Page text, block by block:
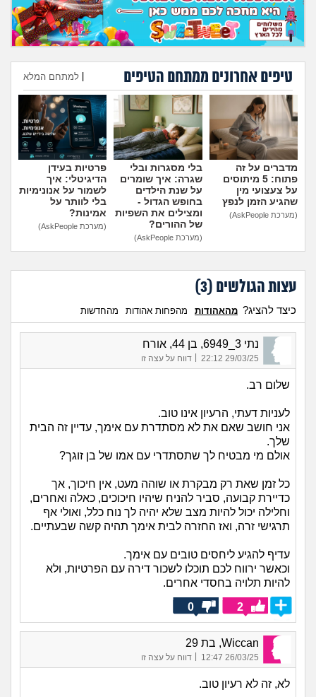
מה שעובר עליי
שומרים על הגוף
פיננסי וכלכלה
בין הסדינים
חיות מחמד
יוקר המחיה
גאווה
טיפים אחרונים ממתחם הטיפים למתחם המלא
הוספת טיפ
מדברים על זה
פתוח: 5 מיתוסים
על צעצועי מין
שהגיע הזמן לנפץ
(מערכת AskPeople)
בלי מסגרות ובלי
שגרה: איך שומרים
על שנת הילדים
בחופש הגדול -
ומצילים את השפיות
של ההורים?
(מערכת AskPeople)
פרטיות בעידן
הדיגיטלי: איך
לשמור על אנונימיות
בלי לוותר על
אמינות?
(מערכת AskPeople)
עצות הגולשים (3
)
כיצד להציג? מהאהודות מהפחות אהודות מהחדשות
נתי 3_6949, בן 44, אורח
29/03/25 22:12 דווח על עצה זו
שלום רב.
לעניות דעתי, הרעיון אינו טוב.
אני חושב שאם את לא מסתדרת עם אימך, עדיין זה הבית
שלך.
אולם מי מבטיח לך שתסתדרי עם אמו של בן זוגך?
כל זמן שאת רק מבקרת או שוהה מעט, אין חיכוך, אך
כדיירת קבועה, סביר להניח שיהיו חיכוכים, כאלה ואחרים,
וחלילה יכול להיות מצב שלא יהיה לך נוח כלל, ואולי אף
תרגישי זרה, ואז החזרה לבית אימך תהיה קשה שבעתיים.
עדיף להגיע ליחסים טובים עם אימך.
וכאשר ירווח לכם תוכלו לשכור דירה עם הפרטיות, ולא
להיות תלויה בחסדי אחרים.
2
0
Wiccan, בת 29
26/03/25 12:47
| דווח על עצה זו
לא, זה לא רעיון טוב.